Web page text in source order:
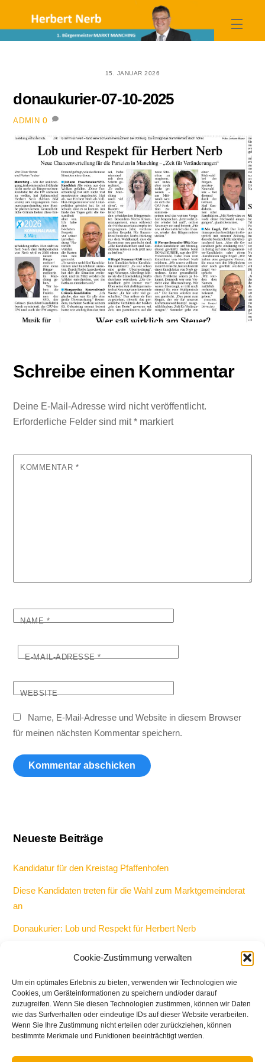
Cookie-Zustimmung verwalten
Um ein optimales Erlebnis zu bieten, verwenden wir Technologien wie
Cookies, um Geräteinformationen zu speichern und/oder darauf
zuzugreifen. Wenn Sie diesen Technologien zustimmen, können wir Daten
wie das Surfverhalten oder eindeutige IDs auf dieser Website verarbeiten.
Wenn Sie Ihre Zustimmung nicht erteilen oder zurückziehen, können
bestimmte Merkmale und Funktionen beeinträchtigt werden.
Menu
15. JANUAR 2026
donaukurier-07-10-2025
ADMIN 0
Schreibe einen Kommentar
Deine E-Mail-Adresse wird nicht veröffentlicht.
Erforderliche Felder sind mit* markiert
KOMMENTAR *
NAME*
E-MAIL-ADRESSE*
WEBSITE
Name, E-Mail-Adresse und Website in diesem Browser
für meinen nächsten Kommentar speichern.
Neueste Beiträge
Kandidatur für den Kreistag Pfaffenhofen
Diese Kandidaten treten für die Wahl zum Marktgemeinderat
an
Donaukurier: Lob und Respekt für Herbert Nerb
Bericht: 50-Jahr-Feier bei den Freien Wählern in Manching